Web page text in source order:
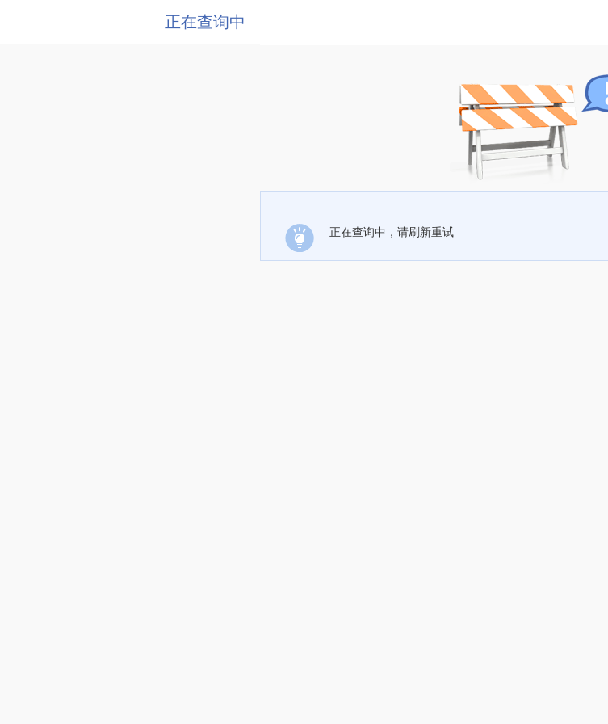
正在查询中
正在查询中，请刷新重试